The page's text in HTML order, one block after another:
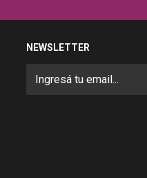
NEWSLETTER